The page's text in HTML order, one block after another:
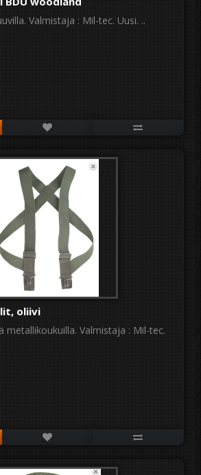
Valmistaja : Mil-tec. Uusi. ..
oliivi
metallikoukuilla. Valmistaja : Mil-tec.